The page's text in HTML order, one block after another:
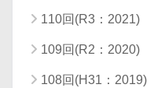
110回(R3：2021)
109回(R2：2020)
108回(H31：2019)